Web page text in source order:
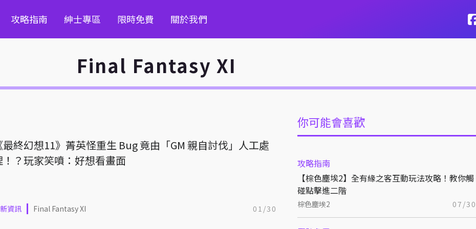
攻略指南 紳士專區 限時免費 關於我們
Final Fantasy XI
你可能會喜歡
攻略指南
【棕色塵埃2】全有緣之客互動玩法攻略！教你觸
碰點擊進二階
棕色塵埃2 07/30
最終幻想11》菁英怪重生 Bug 竟由「GM 親自討伐」人工處
！？玩家笑噴：好想看畫面
資訊 Final Fantasy XI 01/30